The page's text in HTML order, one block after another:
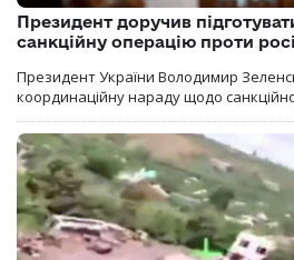
Президент доручив
санкційну операцію проти
Президент України Володимир
координаційну нараду щодо